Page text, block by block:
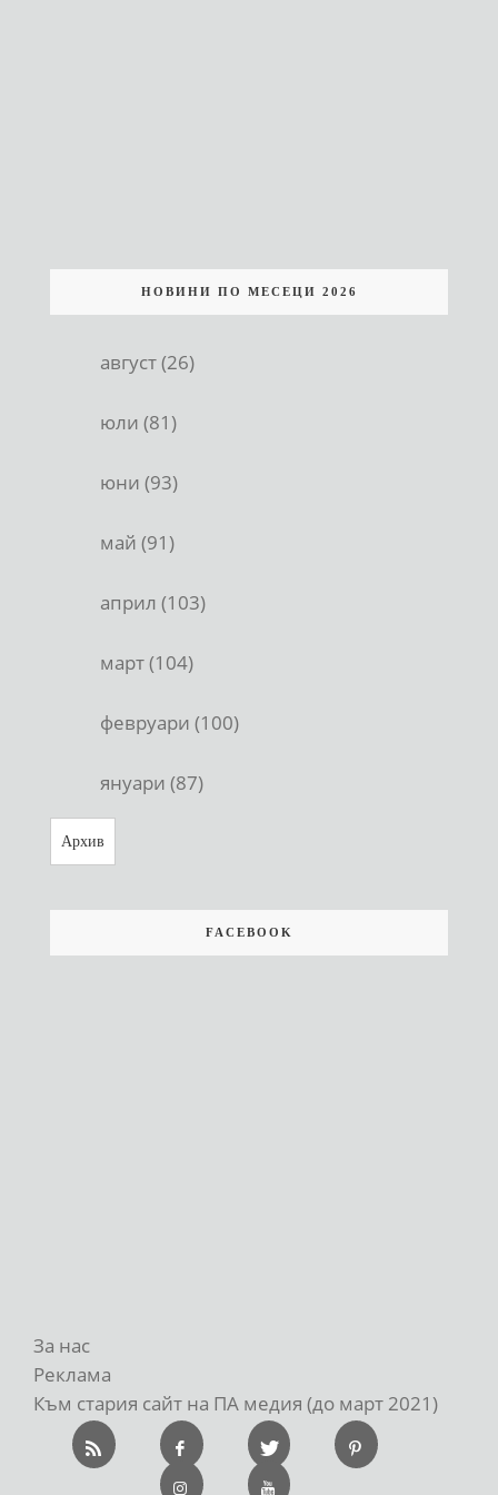
НОВИНИ ПО МЕСЕЦИ 2026
август (26)
юли (81)
юни (93)
май (91)
април (103)
март (104)
февруари (100)
януари (87)
Архив
FACEBOOK
За нас
Реклама
Към стария сайт на ПА медия (до март 2021)